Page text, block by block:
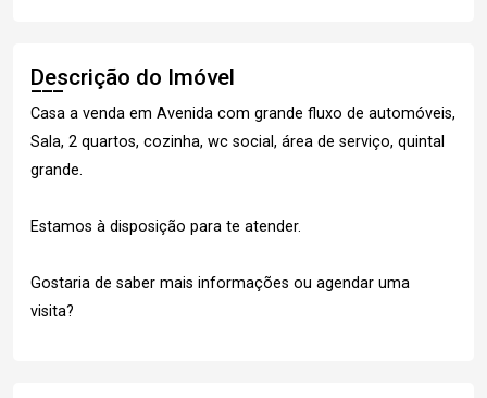
Descrição do Imóvel
Casa a venda em Avenida com grande fluxo de automóveis,
Sala, 2 quartos, cozinha, wc social, área de serviço, quintal
grande.
Estamos à disposição para te atender.
Gostaria de saber mais informações ou agendar uma
visita?